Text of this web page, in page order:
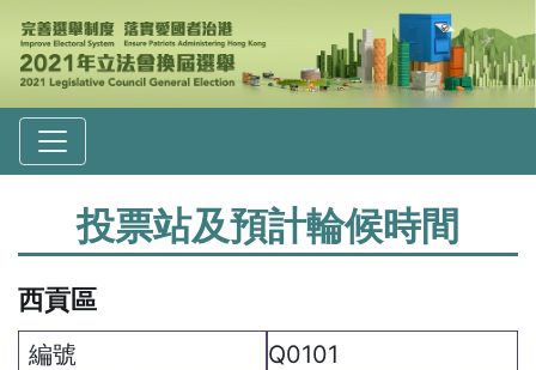
投票站及預計輪候時間
西貢區
Q0101